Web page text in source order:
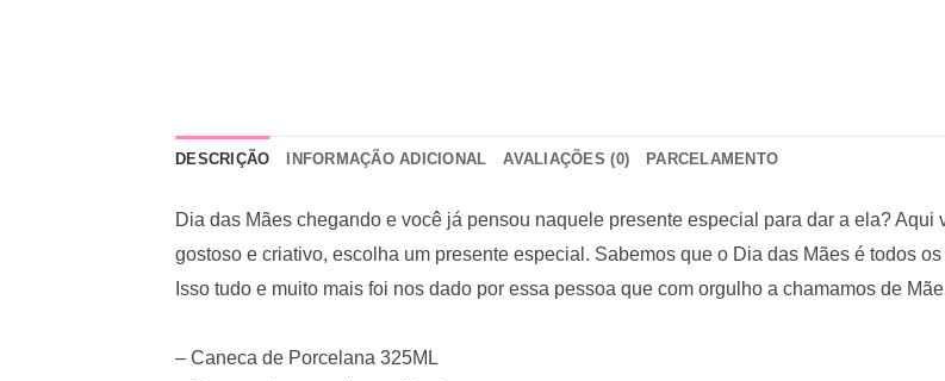
DESCRIÇÃO INFORMAÇÃO ADICIONAL AVALIAÇÕES (0) PARCELAMENTO
Dia das Mães chegando e você já pensou naquele presente especial para dar a ela?
gostoso e criativo, escolha um presente especial. Sabemos que o Dia das Mães é todos
Isso tudo e muito mais foi nos dado por essa pessoa que com orgulho a chamamos de
– Caneca de Porcelana 325ML